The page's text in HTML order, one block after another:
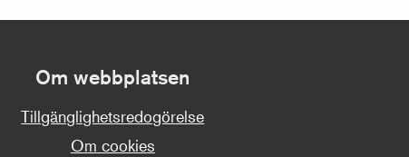
Om webbplatsen
Tillgänglighetsredogörelse
Om cookies